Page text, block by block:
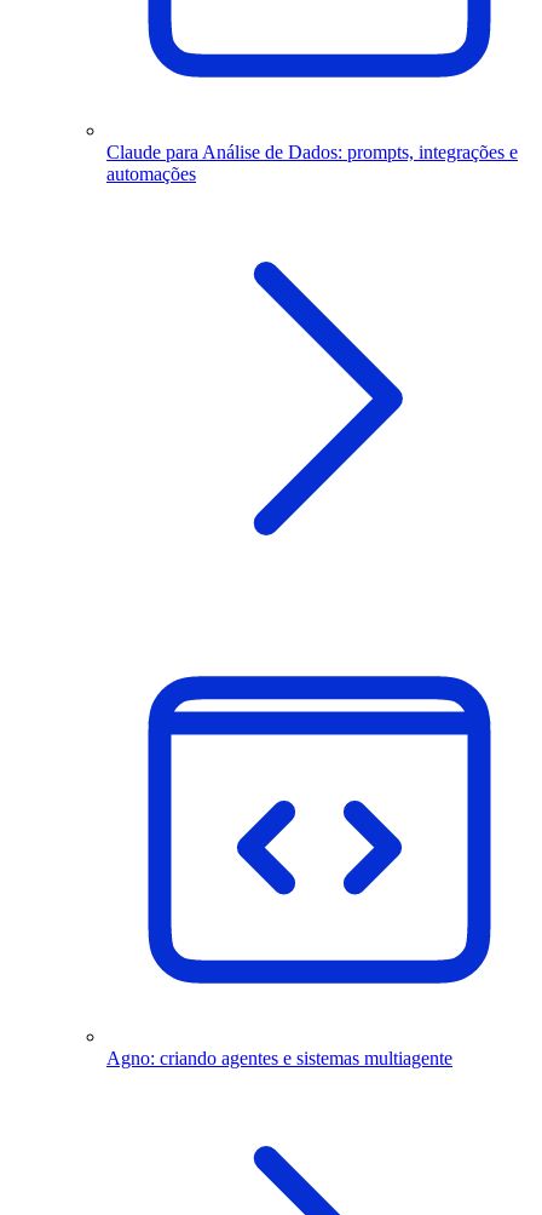
Claude para Análise de Dados: prompts, integrações e
automações
Agno: criando agentes e sistemas multiagente